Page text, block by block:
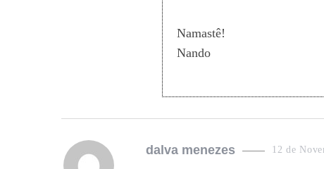
Namastê!
Nando
s
dalva menezes 12 de